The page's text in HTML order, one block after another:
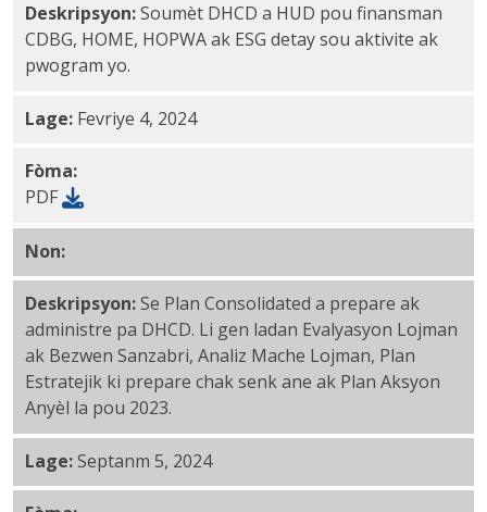
Deskripsyon:Soumèt DHCD a HUD pou finansman
CDBG, HOME, HOPWA ak ESG detay sou aktivite ak
pwogram yo.
Lage: Fevriye 4, 2024
Fòma:
PDF
Non:Plan konsolide 2022-2026 (amande) PDF
Deskripsyon:Se Plan Consolidated a prepare ak
administre pa DHCD. Li gen ladan Evalyasyon Lojman
ak Bezwen Sanzabri, Analiz Mache Lojman, Plan
Estratejik ki prepare chak senk ane ak Plan Aksyon
Anyèl la pou 2023.
Lage:Septanm 5, 2024